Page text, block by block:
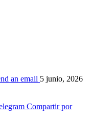
an email 5 junio, 2026
Compartir por